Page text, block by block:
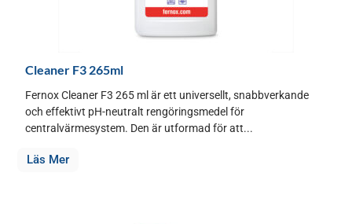
Cleaner F3 265ml
Fernox Cleaner F3 265 ml är ett universellt, snabbverkande
och effektivt pH-neutralt rengöringsmedel för
centralvärmesystem. Den är utformad för att...
Läs Mer